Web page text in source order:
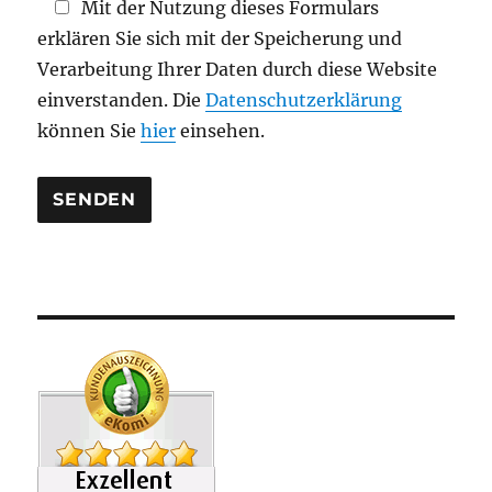
e
e
r
Mit der Nutzung dieses Formulars
erklären Sie sich mit der Speicherung und
Verarbeitung Ihrer Daten durch diese Website
einverstanden. DieDatenschutzerklärung
können Siehier einsehen.